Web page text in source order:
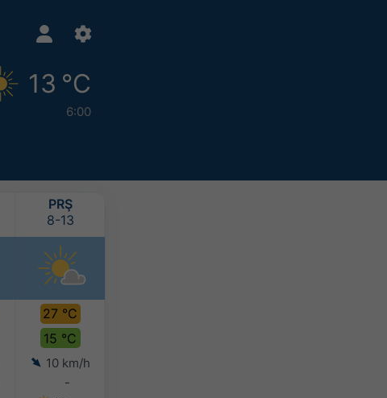
13 °C
6:00
PRŞ
8-13
27 °C
15 °C
10 km/h
-